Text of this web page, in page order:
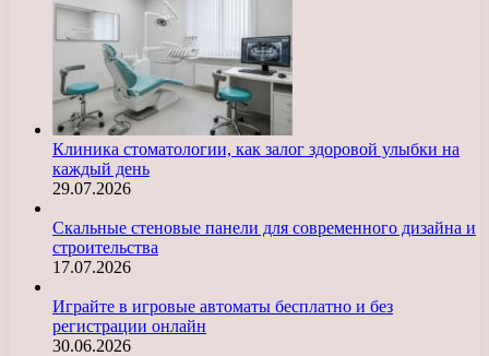
Клиника стоматологии, как залог здоровой улыбки на
каждый день
29.07.2026
Скальные стеновые панели для современного дизайна и
строительства
17.07.2026
Играйте в игровые автоматы бесплатно и без
регистрации онлайн
30.06.2026